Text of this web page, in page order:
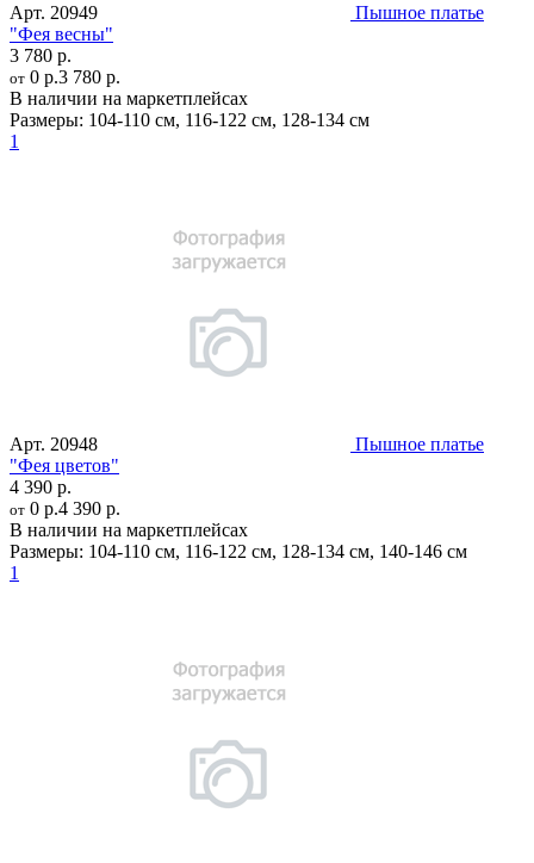
Арт. 20949
Пышное платье
"Фея весны"
3 780 р.
от 0 р.3 780 р.
В наличии на маркетплейсах
Размеры: 104-110 см, 116-122 см, 128-134 см
1
Арт. 20948
Пышное платье
"Фея цветов"
4 390 р.
от 0 р.4 390 р.
В наличии на маркетплейсах
Размеры: 104-110 см, 116-122 см, 128-134 см, 140-146 см
1